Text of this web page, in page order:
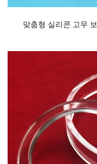
맞춤형 실리콘 고무